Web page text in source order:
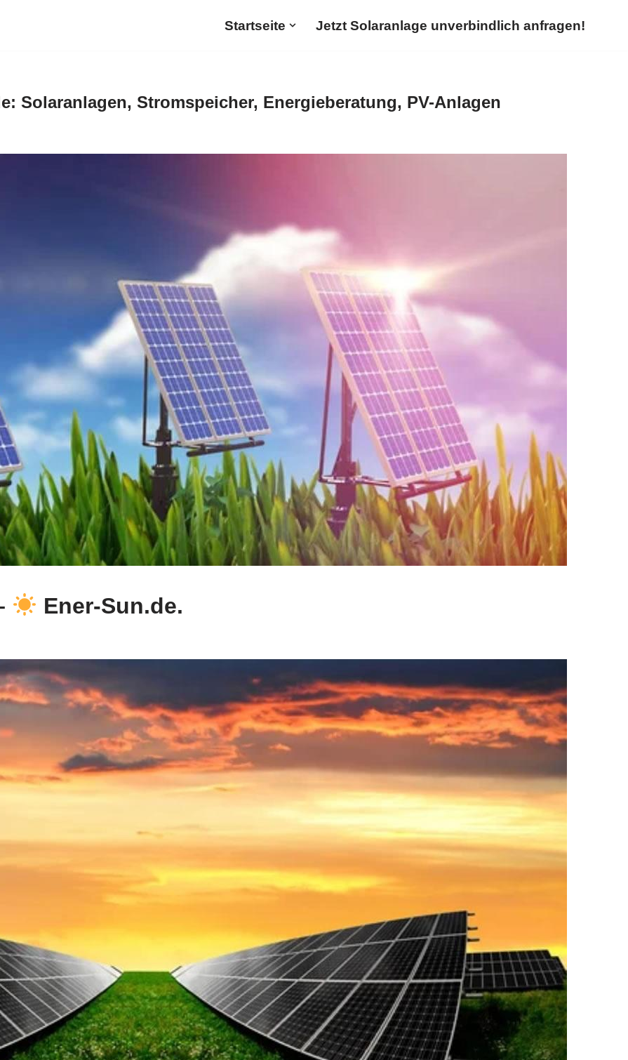
Startseite Jetzt Solaranlage unverbindlich anfragen!
Solaranlagen, Stromspeicher, Energieberatung, PV-Anlagen
Ener-Sun.de.